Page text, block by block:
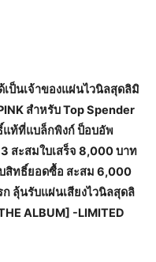
ป็นเจ้าของแผ่นไวนิลสุดลิมิ
สำหรับ Top Spender
ท้ที่แบล็กพิงก์ ป็อบอัพ
สะสมใบเสร็จ 8,000 บาท
สิทธิ์ยอดซื้อ สะสม 6,000
ลุ้นรับแผ่นเสียงไวนิลสุดลิ
ALBUM] -LIMITED